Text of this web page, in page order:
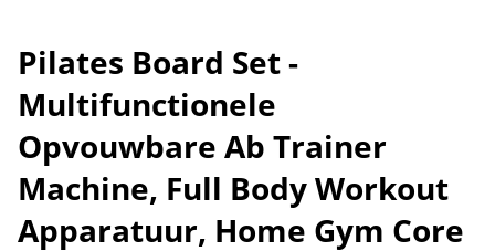
Pilates Board Set -
Multifunctionele
Opvouwbare Ab Trainer
Machine, Full Body Workout
Apparatuur, Home Gym Core